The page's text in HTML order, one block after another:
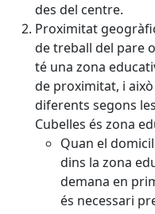
des del centre.
Proximitat
de treball del pare
té una zona
de proximitat, i
diferents segons
Cubelles és zona
Quan el
dins la zona
demana en
és necessari